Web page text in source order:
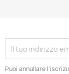
Puoi annullare